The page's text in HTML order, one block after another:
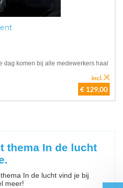
dag komen bij alle medewerkers haal
€ 129,00
incl.
thema In de lucht
In de lucht vind je bij
meer!